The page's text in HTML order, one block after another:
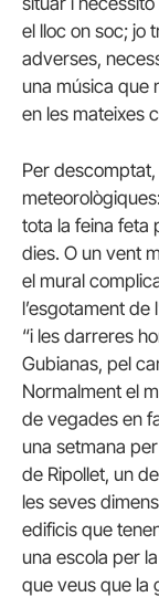
el lloc on soc; jo
adverses,
una música que
en les mateixes
Per
tota la feina feta
dies. O un vent
el mural
l’esgotament de
“i les darreres
Gubianas, pel
Normalment el
de vegades en
una setmana
de Ripollet, un
les seves
edificis que
una escola per
que veus que la